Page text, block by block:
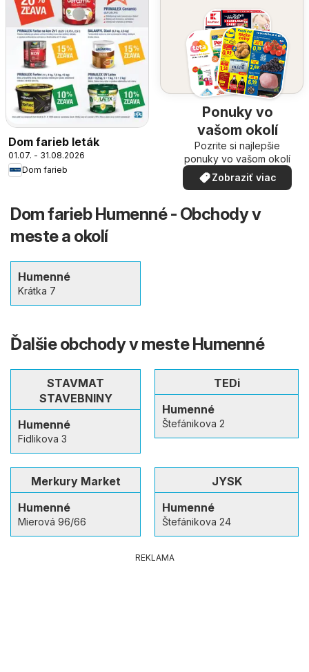
Dom farieb leták
01.07. - 31.08.2026
Dom farieb
Ponuky vo
vašom okolí
Pozrite si najlepšie
ponuky vo vašom okolí
Zobraziť viac
Dom farieb Humenné - Obchody v
meste a okolí
Humenné
Krátka 7
Ďalšie obchody v meste Humenné
STAVMAT
STAVEBNINY
Humenné
Fidlikova 3
TEDi
Humenné
Štefánikova 2
Merkury Market
Humenné
Mierová 96/66
JYSK
Humenné
Štefánikova 24
REKLAMA